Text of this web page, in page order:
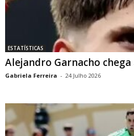
ESTATÍSTICAS
Alejandro Garnacho
Gabriela Ferreira - 24 Julho 2026